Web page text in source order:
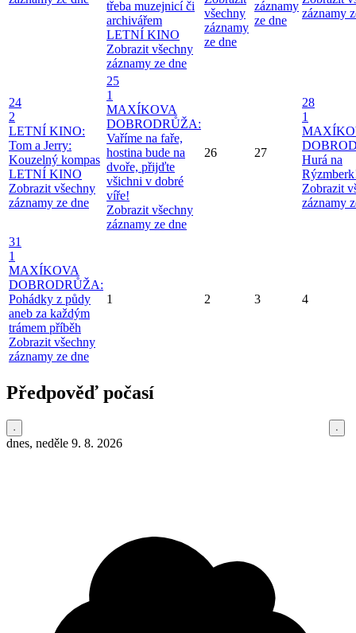
třeba muzejnicí či
archivářem
LETNÍ KINO
Zobrazit všechny
záznamy ze dne
všechny
záznamy
ze dne
záznamy
ze dne
záznamy
24
2
LETNÍ KINO:
Tom a Jerry:
Kouzelný kompas
LETNÍ KINO
Zobrazit všechny
záznamy ze dne
25
1
MAXÍKOVA
DOBRODRŮŽA:
Vaříme na faře,
hostina bude na
dvoře, přijďte
všichni v dobré
víře!
Zobrazit všechny
záznamy ze dne
26 27
28
1
Hurá na
Zobrazit
záznamy
31
1
MAXÍKOVA
DOBRODRŮŽA:
Pohádky z půdy
aneb za každým
trámem příběh
Zobrazit všechny
záznamy ze dne
1 2 3 4
Předpověď počasí
dnes, neděle 9. 8. 2026